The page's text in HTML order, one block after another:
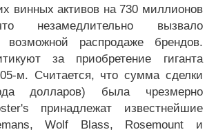
винных активов на 730 миллионов
незамедлительно вызвало
распродаже брендов.
за приобретение гиганта
м. Считается, что сумма сделки
долларов) была чрезмерно
принадлежат известнейшие
Wolf Blass, Rosemount и